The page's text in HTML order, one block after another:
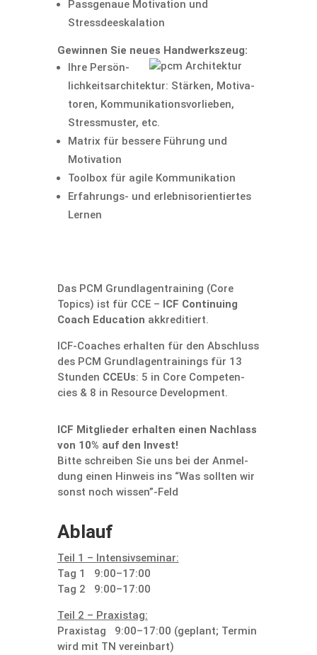
Passge­naue Motiva­tion und
Stressdeeskalation
Gewinnen Sie neues Handwerkszeug:
Ihre Persön­
lich­keits­ar­chi­tektur: Stärken, Motiva­
toren, Kommuni­kations­vorlieben,
Stress­muster, etc.
Matrix für bessere Führung und
Motivation
Toolbox für agile Kommunikation
Erfah­rungs- und erleb­nis­ori­en­tiertes
Lernen
Das PCM Grund­la­gen­trai­ning (Core
Topics) ist für CCE – ICF Conti­nuing
Coach Educa­tion akkre­di­tiert.
ICF-Coaches erhalten für den Abschluss
des PCM Grund­la­gen­trai­nings für 13
Stunden CCEUs: 5 in Core Compe­ten­
cies & 8 in Resource Development.
ICF Mitglieder erhalten einen Nachlass
von 10% auf den Invest!
Bitte schreiben Sie uns bei der Anmel­
dung einen Hinweis ins “Was sollten wir
sonst noch wissen”-Feld
Ablauf
Teil 1 – Inten­siv­se­minar:
Tag 1 9:00–17:00
Tag 2 9:00–17:00
Teil 2 – Praxistag:
Praxistag 9:00–17:00 (geplant; Termin
wird mit TN vereinbart)